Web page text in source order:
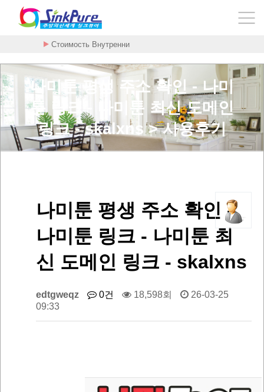
Стоимость Внутренни
나미툰 평생 주소 확인 - 나미
툰 링크 - 나미툰 최신 도메인
링크 - skalxns > 사용후기
나미툰 평생 주소 확인 -
나미툰 링크 - 나미툰 최
신 도메인 링크 - skalxns
edtgweqz 0건 18,598회
26-03-25
09:33